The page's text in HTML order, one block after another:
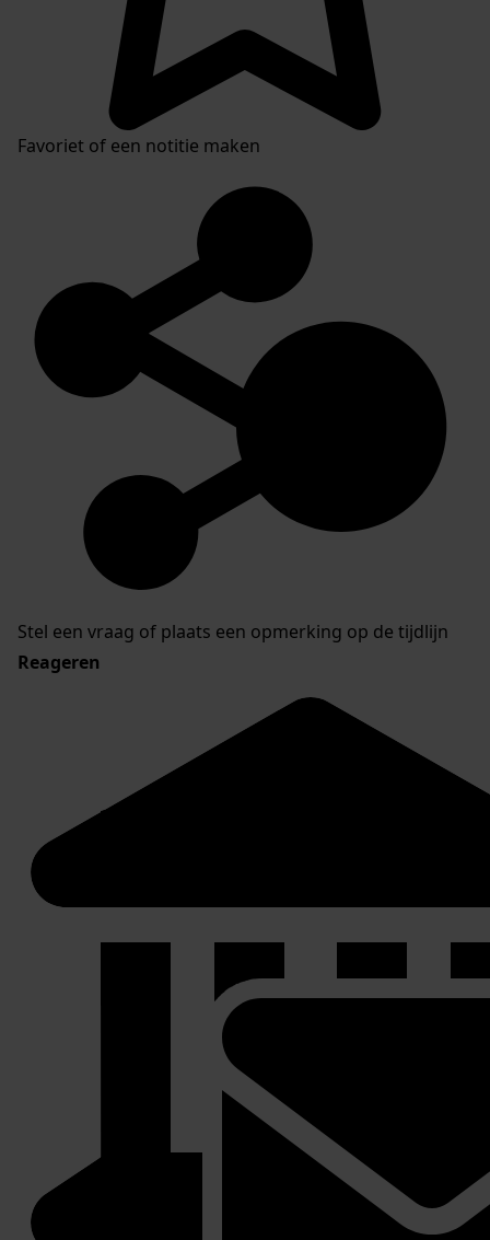
Favoriet of een notitie maken
Stel een vraag of plaats een opmerking op de tijdlijn
Reageren